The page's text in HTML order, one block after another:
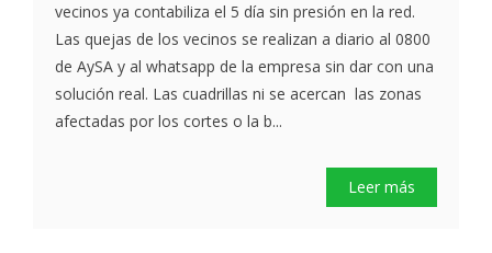
vecinos ya contabiliza el 5 día sin presión en la red.
Las quejas de los vecinos se realizan a diario al 0800
de AySA y al whatsapp de la empresa sin dar con una
solución real. Las cuadrillas ni se acercan las zonas
afectadas por los cortes o la b...
Leer más